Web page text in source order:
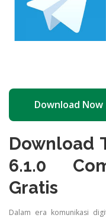
Download Now
Download
6.1.0
Gratis
Dalam era komunikasi